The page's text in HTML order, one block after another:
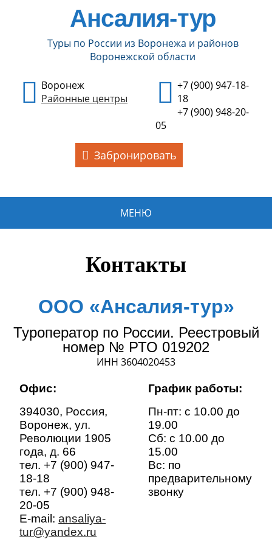
Ансалия-тур
Туры по России из Воронежа и районов
Воронежской области
Воронеж
Районные центры
+7 (900) 947-18-
18
+7 (900) 948-20-
05
Забронировать
МЕНЮ
Контакты
ООО «Ансалия-тур»
Туроператор по России. Реестровый
номер № РТО 019202
ИНН 3604020453
Офис:
394030, Россия,
Воронеж, ул.
Революции 1905
года, д. 66
тел. +7 (900) 947-
18-18
тел. +7 (900) 948-
20-05
E-mail:ansaliya-
tur@yandex.ru
График работы:
Пн-пт: с 10.00 до
19.00
Сб: с 10.00 до
15.00
Вс: по
предварительному
звонку